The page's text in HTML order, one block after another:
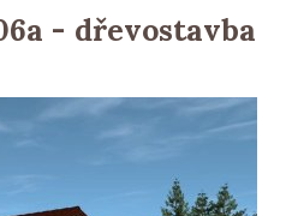
- dřevostavba